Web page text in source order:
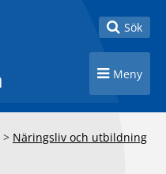
Toggle
Sök
Toggle
Meny
> Näringsliv och utbildning